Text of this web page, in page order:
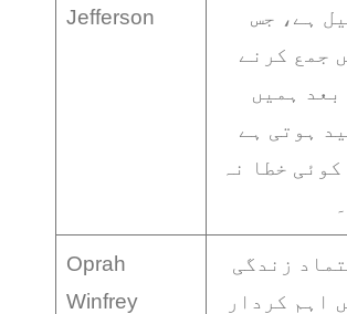
Jefferson
ہے، جس
جمع کرنے
بعد ہمیں
ہوتی ہے
کوئی خطا نہ
Oprah
Winfrey
زندگی
اہم کردار